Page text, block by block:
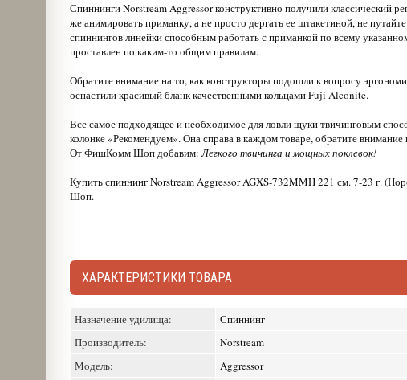
Спиннинги Norstream Aggressor конструктивно получили классический
же анимировать приманку, а не просто дергать ее штакетиной, не
спиннингов линейки способным работать с приманкой по всему
проставлен по каким-то общим правилам.
Обратите внимание на то, как конструкторы подошли к вопросу
оснастили красивый бланк качественными кольцами Fuji Alconite.
Все самое подходящее и необходимое для ловли щуки твичинговым
колонке «Рекомендуем». Она справа в каждом товаре, обратите
От ФишКомм Шоп добавим:Легкого твичинга и мощных поклевок!
Купить спиннинг Norstream Aggressor AGXS-732MMH 221 см. 7-23 г.
Шоп.
ХАРАКТЕРИСТИКИ ТОВАРА
Назначение удилища:
Спиннинг
Производитель:
Norstream
Модель:
Aggressor